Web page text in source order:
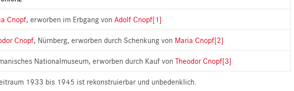
Cnopf, erworben im Erbgang von Adolf Cnopf[1]
Cnopf, Nürnberg, erworben durch Schenkung von Maria Cnopf[2]
Nationalmuseum, erworben durch Kauf von Theodor Cnopf[3]
1933 bis 1945 ist rekonstruierbar und unbedenklich.